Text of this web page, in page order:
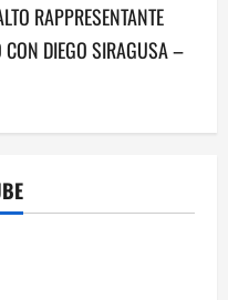
RAPPRESENTANTE
CON DIEGO SIRAGUSA –